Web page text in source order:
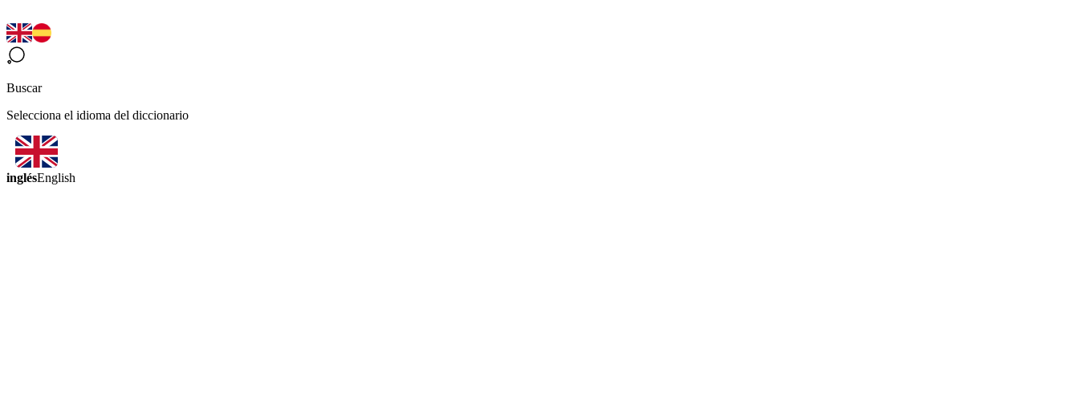
Buscar
Selecciona el idioma del diccionario
inglésEnglish